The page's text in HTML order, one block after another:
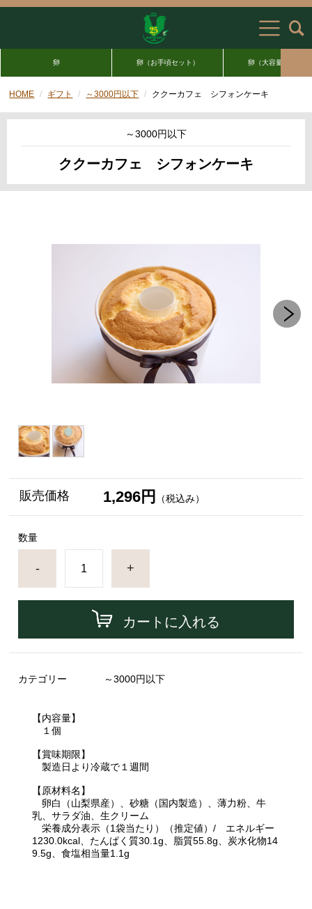
卵 卵（お手頃セット） 卵（大容量セット）
HOME ギフト ～3000円以下 ククーカフェ シフォンケーキ
～3000円以下
ククーカフェ シフォンケーキ
販売価格 1,296円 （税込み）
数量
- +
カートに入れる
カテゴリー ～3000円以下
【内容量】
１個
【賞味期限】
製造日より冷蔵で１週間
【原材料名】
卵白（山梨県産）、砂糖（国内製造）、薄力粉、牛
乳、サラダ油、生クリーム
栄養成分表示（1袋当たり）（推定値）/ エネルギー
1230.0kcal、たんぱく質30.1g、脂質55.8g、炭水化物14
9.5g、食塩相当量1.1g